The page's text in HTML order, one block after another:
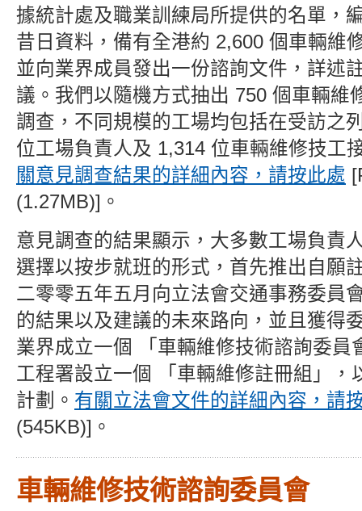
據統計處及職業訓練局所提供的名單，
昔日資料，備有全港約 2,600 個車輛維
並向業界成員發出一份諮詢文件，詳述
議。我們以隨機方式抽出 750 個車輛維
調查，不同規模的工場均包括在受訪之
位工場負責人及 1,314 位車輛維修技工
關意見調查結果的詳細內容，請按此處
(1.27MB)]。
意見調查的結果顯示，大多數工場負責
選擇以按步就班的形式，首先推出自願
二零零五年五月向立法會交通事務委員
的結果以及建議的未來路向，並且獲得
業界成立一個 「車輛維修技術諮詢委員
工程署設立一個 「車輛維修註冊組」，
計劃。 有關立法會文件的詳細內容，請
(545KB)]。
車輛維修技術諮詢委員會